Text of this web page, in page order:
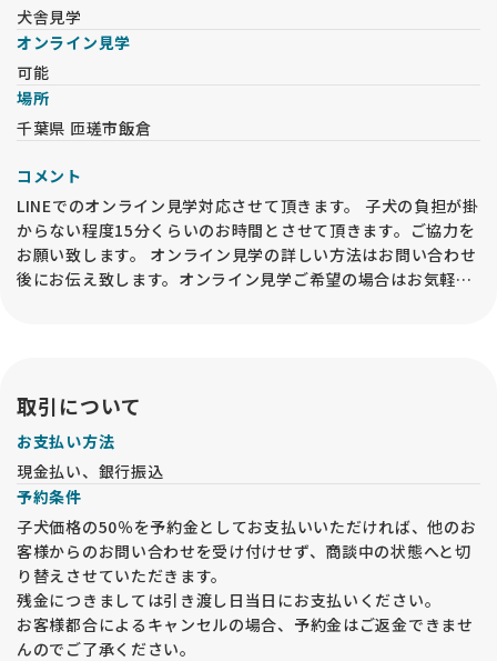
犬舎見学
オンライン見学
可能
場所
千葉県 匝瑳市飯倉
コメント
LINEでのオンライン見学対応させて頂きます。 子犬の負担が掛
からない程度15分くらいのお時間とさせて頂きます。ご協力を
お願い致します。 オンライン見学の詳しい方法はお問い合わせ
後にお伝え致します。オンライン見学ご希望の場合はお気軽に
取引について
お支払い方法
現金払い、銀行振込
予約条件
子犬価格の50％を予約金としてお支払いいただければ、他のお
客様からのお問い合わせを受け付けせず、商談中の状態へと切
り替えさせていただきます。
残金につきましては引き渡し日当日にお支払いください。
お客様都合によるキャンセルの場合、予約金はご返金できませ
んのでご了承ください。